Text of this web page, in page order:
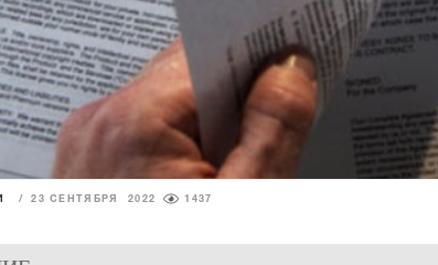
/ 23 СЕНТЯБРЯ 2022 1437